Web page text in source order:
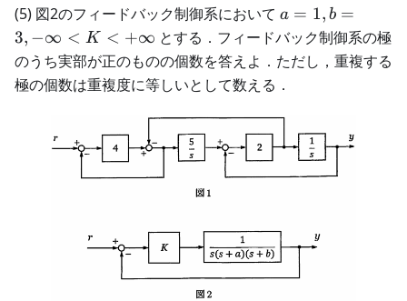
K
(5) 図2のフィードバック制御系において a = 1,
b = 3, -
\infty
< K <
+\infty
a = 1, b =
3, −∞ < K < +∞ とする．フィードバック制御系の極
のうち実部が正のものの個数を答えよ．ただし，重複する
極の個数は重複度に等しいとして数える．